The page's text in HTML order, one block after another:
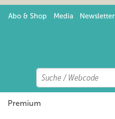
Abo & Shop Media Newsletter
Search
Suchen
Premium